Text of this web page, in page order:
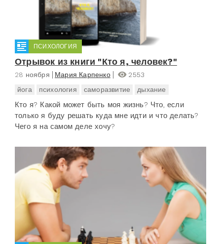
ПСИХОЛОГИЯ
Отрывок из книги "Кто я, человек?"
28 ноября Мария Карпенко
2553
йога
психология саморазвитие дыхание
Кто я? Какой может быть моя жизнь? Что, если
только я буду решать куда мне идти и что делать?
Чего я на самом деле хочу?